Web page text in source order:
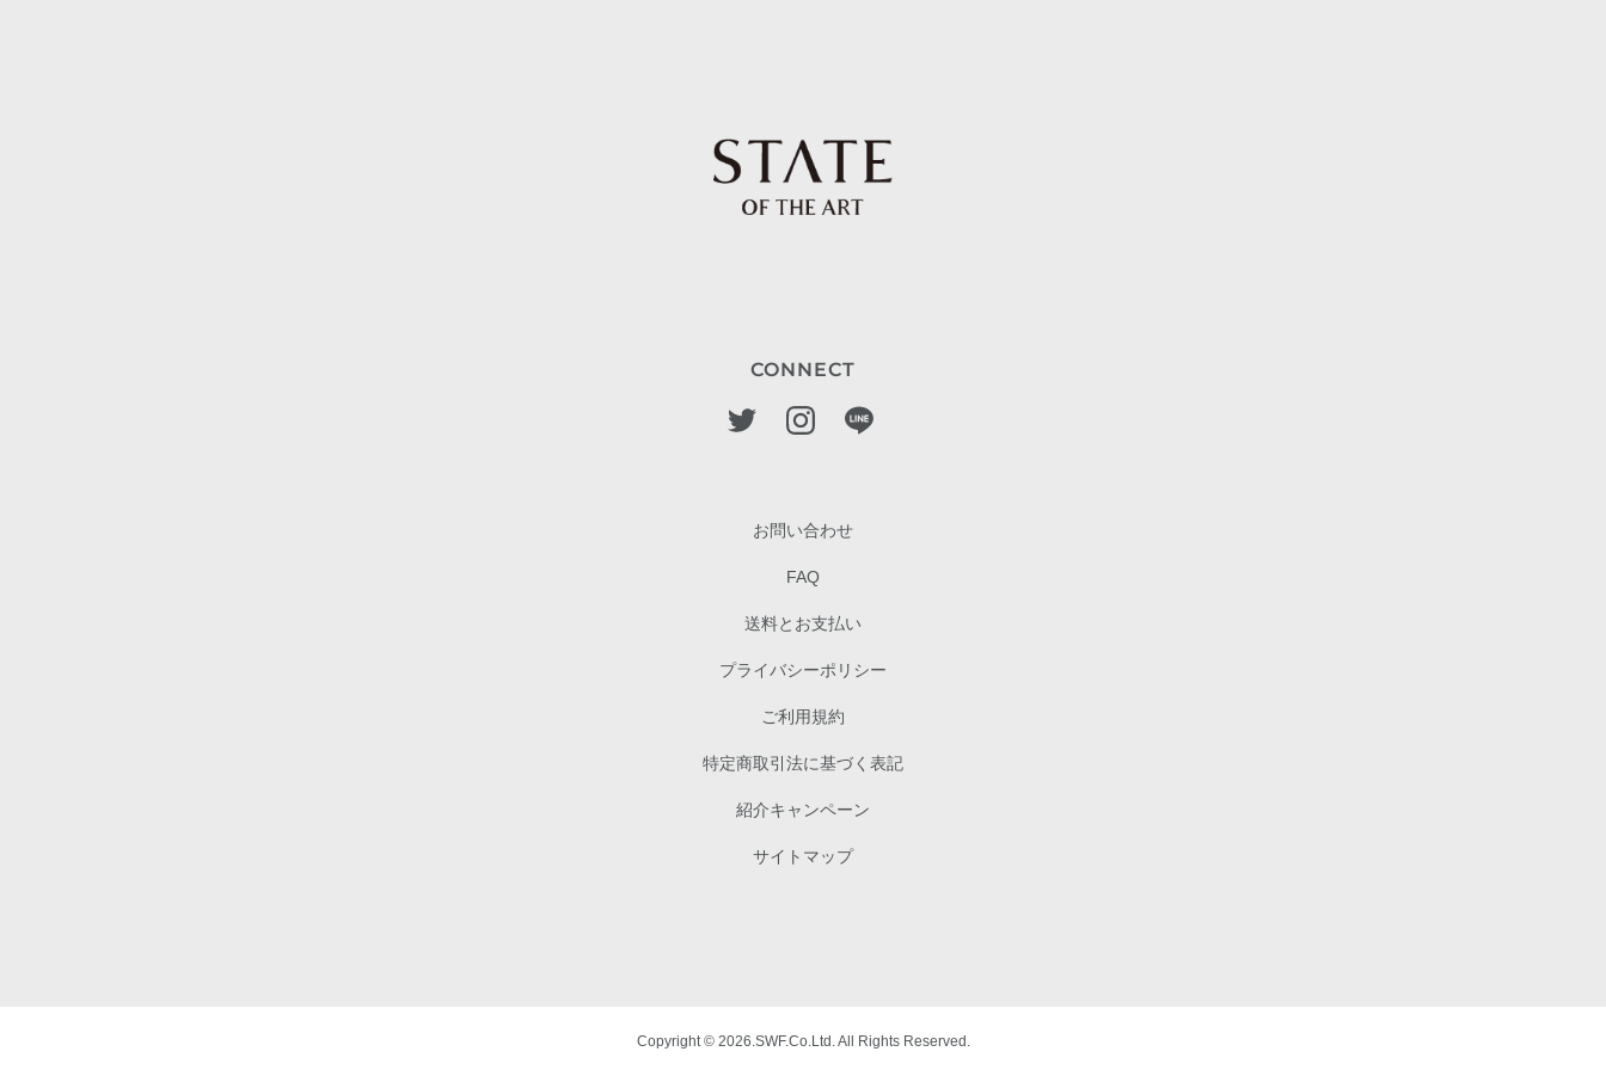
CONNECT
お問い合わせ
FAQ
送料とお支払い
プライバシーポリシー
ご利用規約
特定商取引法に基づく表記
紹介キャンペーン
サイトマップ
Copyright © 2026.SWF.Co.Ltd. All Rights Reserved.